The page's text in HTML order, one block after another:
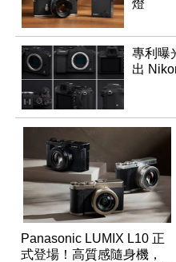
燈
專利曝
出
Panasonic LUMIX L10 正
式登場！高質感隨身機，